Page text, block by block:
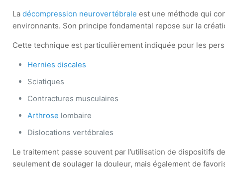
Ladécompression neurovertébrale est une méthode qui
environnants. Son principe fondamental repose sur la
Cette technique est particulièrement indiquée pour les
Hernies discales
Sciatiques
Contractures musculaires
Arthrose lombaire
Dislocations vertébrales
Le traitement passe souvent par l’utilisation de dispositifs
seulement de soulager la douleur, mais également de